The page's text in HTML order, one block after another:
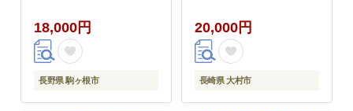
岳 宝剣岳 千畳敷カール
寒暖差 信州 長野 ぶど
う 2026
18,000円
長野県 駒ヶ根市
ルーツ ふるーつ 果物
くだもの / 大村市 / 大
又農園 [ACZO005]
20,000円
長崎県 大村市